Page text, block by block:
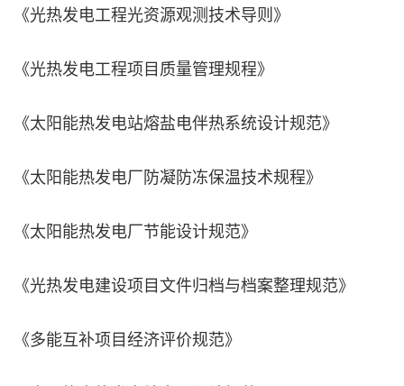
《光热发电工程光资源观测技术导则》
《光热发电工程项目质量管理规程》
《太阳能热发电站熔盐电伴热系统设计规范》
《太阳能热发电厂防凝防冻保温技术规程》
《太阳能热发电厂节能设计规范》
《光热发电建设项目文件归档与档案整理规范》
《多能互补项目经济评价规范》